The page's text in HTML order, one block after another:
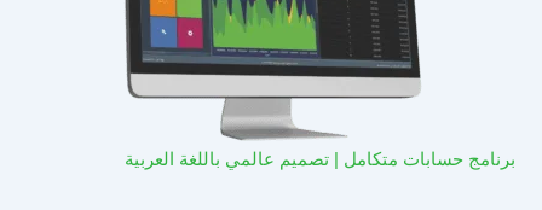
برنامج حسابات متكامل | تصميم عالمي باللغة العربية